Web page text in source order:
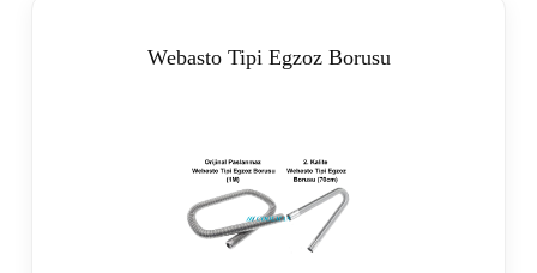
Webasto Tipi Egzoz Borusu